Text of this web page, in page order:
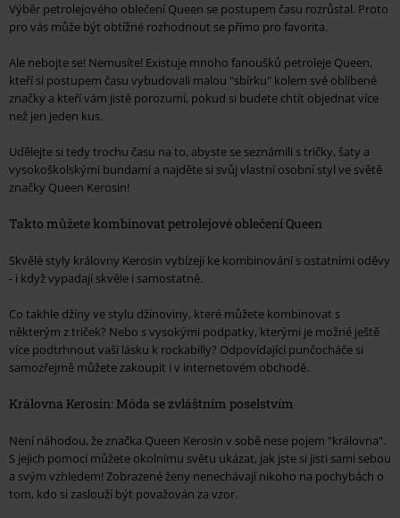
Výběr petrolejového oblečení Queen se postupem času rozrůstal. Proto
pro vás může být obtížné rozhodnout se přímo pro favorita.
Ale nebojte se! Nemusíte! Existuje mnoho fanoušků petroleje Queen,
kteří si postupem času vybudovali malou "sbírku" kolem své oblíbené
značky a kteří vám jistě porozumí, pokud si budete chtít objednat více
než jen jeden kus.
Udělejte si tedy trochu času na to, abyste se seznámili s tričky, šaty a
vysokoškolskými bundami a najděte si svůj vlastní osobní styl ve světě
značky Queen Kerosin!
Takto můžete kombinovat petrolejové oblečení Queen
Skvělé styly královny Kerosin vybízejí ke kombinování s ostatními oděvy
- i když vypadají skvěle i samostatně.
Co takhle džíny ve stylu džínoviny, které můžete kombinovat s
některým z triček? Nebo s vysokými podpatky, kterými je možné ještě
více podtrhnout vaši lásku k rockabilly? Odpovídající punčocháče si
samozřejmě můžete zakoupit i v internetovém obchodě.
Královna Kerosin: Móda se zvláštním poselstvím
Není náhodou, že značka Queen Kerosin v sobě nese pojem "královna".
S jejich pomocí můžete okolnímu světu ukázat, jak jste si jisti sami sebou
a svým vzhledem! Zobrazené ženy nenechávají nikoho na pochybách o
tom, kdo si zaslouží být považován za vzor.